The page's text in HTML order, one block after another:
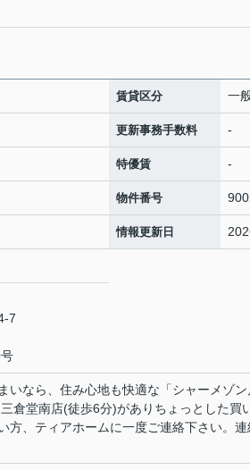
賃貸区分 一
更新事務手数料 -
特優賃 -
物件番号
情報更新日
7
いなら、住み心地も快適な「シャーメゾ
倉堂南店(徒歩6分)がありちょっとした買
方、ティアホームに一度ご連絡下さい。